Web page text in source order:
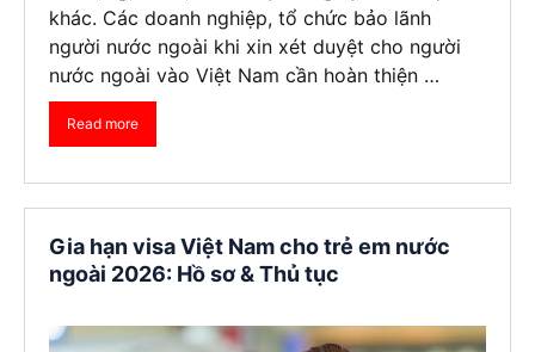
khác. Các doanh nghiệp, tổ chức bảo lãnh
người nước ngoài khi xin xét duyệt cho người
nước ngoài vào Việt Nam cần hoàn thiện …
Read more
Gia hạn visa Việt Nam cho trẻ em nước
ngoài 2026: Hồ sơ & Thủ tục